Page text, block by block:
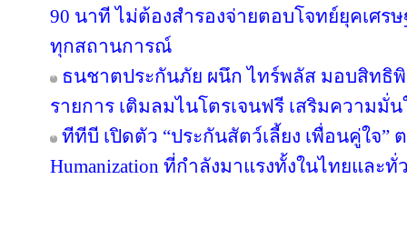
90 นาที ไม่ต้องสำรองจ่ายตอบโจทย์ยุคเศ
ทุกสถานการณ์
ธนชาตประกันภัย ผนึก ไทร์พลัส มอบสิทธิ
รายการ เติมลมไนโตรเจนฟรี เสริมความมั่
ทีทีบี เปิดตัว “ประกันสัตว์เลี้ยง เพื่อนคู่ใจ”
Humanization ที่กำลังมาแรงทั้งในไทยและทั่